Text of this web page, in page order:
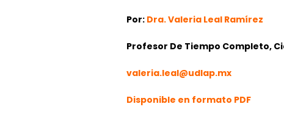
Por: Dra. Valeria Leal Ramírez
Profesor De Tiempo Completo,
valeria.leal@udlap.mx
Disponible en formato PDF